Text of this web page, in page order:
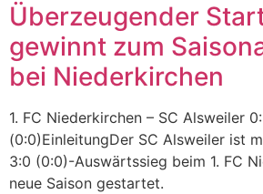
Überzeugender
gewinnt zum
bei Niederkirchen
1. FC Niederkirchen – SC Alsweiler
(0:0)EinleitungDer SC Alsweiler ist
3:0 (0:0)-Auswärtssieg beim 1. FC
neue Saison gestartet.